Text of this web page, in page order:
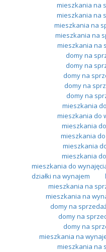
mieszkania na
mieszkania na
mieszkania na
mieszkania na
mieszkania na
domy na
domy na
domy na
domy na
domy na
mieszkania
mieszkania do
mieszkania
mieszkania do
mieszkania
mieszkania
mieszkania do
działki na wynajem
mieszkania na
mieszkania na
domy na
domy na
domy na
mieszkania na
mieszkania na